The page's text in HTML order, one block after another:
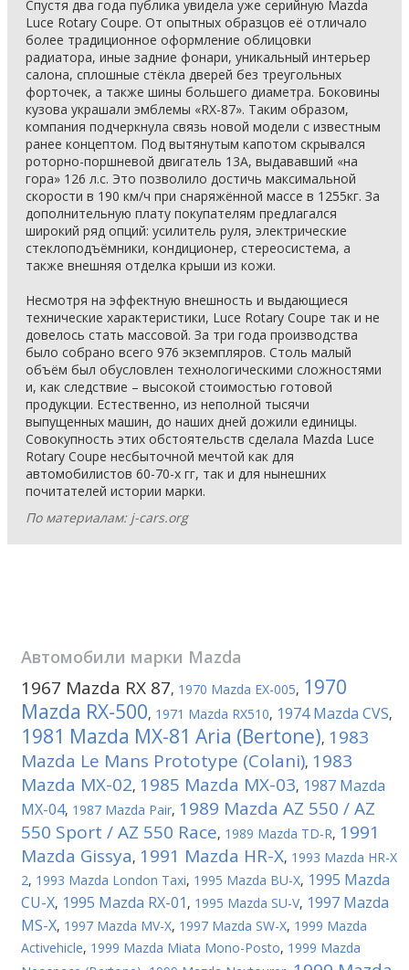
Спустя два года публика увидела уже серийную Mazda
Luce Rotary Coupe. От опытных образцов её отличало
более традиционное оформление облицовки
радиатора, иные задние фонари, уникальный интерьер
салона, сплошные стёкла дверей без треугольных
форточек, а также шины большего диаметра. Боковины
кузова украшали эмблемы «RX-87». Таким образом,
компания подчеркнула связь новой модели с известным
ранее концептом. Под вытянутым капотом скрывался
роторно-поршневой двигатель 13А, выдававший «на
гора» 126 л.с. Это позволило достичь максимальной
скорости в 190 км/ч при снаряжённой массе в 1255кг. За
дополнительную плату покупателям предлагался
широкий ряд опций: усилитель руля, электрические
стеклоподъёмники, кондиционер, стереосистема, а
также внешняя отделка крыши из кожи.
Несмотря на эффектную внешность и выдающиеся
технические характеристики, Luce Rotary Coupe так и не
довелось стать массовой. За три года производства
было собрано всего 976 экземпляров. Столь малый
объём был обусловлен технологическими сложностями
и, как следствие – высокой стоимостью готовой
продукции. Естественно, из неполной тысячи
выпущенных машин, до наших дней дожили единицы.
Совокупность этих обстоятельств сделала Mazda Luce
Rotary Coupe несбыточной мечтой как для
автомобилистов 60-70-х гг, так и для нынешних
почитателей истории марки.
По материалам: j-cars.org
Автомобили марки Mazda
1967 Mazda RX 87, 1970 Mazda EX-005, 1970
Mazda RX-500, 1971 Mazda RX510, 1974 Mazda CVS,
1981 Mazda MX-81 Aria (Bertone), 1983
Mazda Le Mans Prototype (Colani), 1983
Mazda MX-02, 1985 Mazda MX-03, 1987 Mazda
MX-04, 1987 Mazda Pair, 1989 Mazda AZ 550 / AZ
550 Sport / AZ 550 Race, 1989 Mazda TD-R, 1991
Mazda Gissya, 1991 Mazda HR-X, 1993 Mazda HR-X
2, 1993 Mazda London Taxi, 1995 Mazda BU-X, 1995 Mazda
CU-X, 1995 Mazda RX-01 , 1995 Mazda SU-V, 1997 Mazda
MS-X, 1997 Mazda MV-X, 1997 Mazda SW-X, 1999 Mazda
Activehicle, 1999 Mazda Miata Mono-Posto, 1999 Mazda